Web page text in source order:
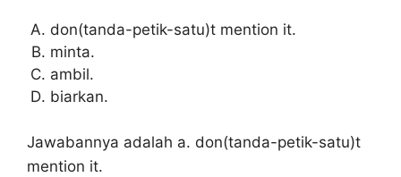
don(tanda-petik-satu)t mention it.
minta.
ambil.
biarkan.
Jawabannya adalah a. don(tanda-petik-satu)t
mention it.